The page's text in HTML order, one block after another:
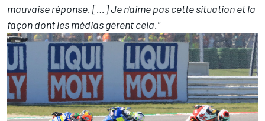
mauvaise réponse. […] Je n'aime pas cette situation et la
façon dont les médias gèrent cela."